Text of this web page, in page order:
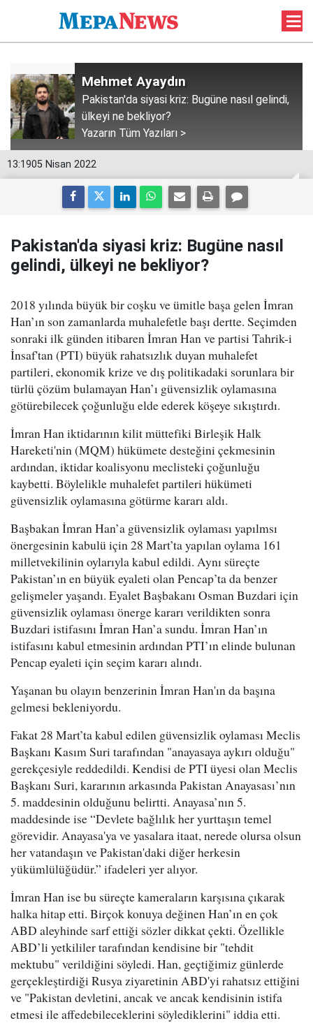
Mehmet Ayaydın
Pakistan'da siyasi kriz: Bugüne nasıl gelindi,
ülkeyi ne bekliyor?
Yazarın Tüm Yazıları >
13:1905 Nisan 2022
Pakistan'da siyasi kriz: Bugüne nasıl
gelindi, ülkeyi ne bekliyor?
2018 yılında büyük bir coşku ve ümitle başa gelen İmran
Han’ın son zamanlarda muhalefetle başı dertte. Seçimden
sonraki ilk günden itibaren İmran Han ve partisi Tahrik-i
İnsaf'tan (PTI) büyük rahatsızlık duyan muhalefet
partileri, ekonomik krize ve dış politikadaki sorunlara bir
türlü çözüm bulamayan Han’ı güvensizlik oylamasına
götürebilecek çoğunluğu elde ederek köşeye sıkıştırdı.
İmran Han iktidarının kilit müttefiki Birleşik Halk
Hareketi'nin (MQM) hükümete desteğini çekmesinin
ardından, iktidar koalisyonu meclisteki çoğunluğu
kaybetti. Böylelikle muhalefet partileri hükümeti
güvensizlik oylamasına götürme kararı aldı.
Başbakan İmran Han’a güvensizlik oylaması yapılmsı
önergesinin kabulü için 28 Mart’ta yapılan oylama 161
milletvekilinin oylarıyla kabul edildi. Aynı süreçte
Pakistan’ın en büyük eyaleti olan Pencap’ta da benzer
gelişmeler yaşandı. Eyalet Başbakanı Osman Buzdari için
güvensizlik oylaması önerge kararı verildikten sonra
Buzdari istifasını İmran Han’a sundu. İmran Han’ın
istifasını kabul etmesinin ardından PTI’ın elinde bulunan
Pencap eyaleti için seçim kararı alındı.
Yaşanan bu olayın benzerinin İmran Han'ın da başına
gelmesi bekleniyordu.
Fakat 28 Mart’ta kabul edilen güvensizlik oylaması Meclis
Başkanı Kasım Suri tarafından "anayasaya aykırı olduğu"
gerekçesiyle reddedildi. Kendisi de PTI üyesi olan Meclis
Başkanı Suri, kararının arkasında Pakistan Anayasası’nın
5. maddesinin olduğunu belirtti. Anayasa’nın 5.
maddesinde ise “Devlete bağlılık her yurttaşın temel
görevidir. Anayasa'ya ve yasalara itaat, nerede olursa olsun
her vatandaşın ve Pakistan'daki diğer herkesin
yükümlülüğüdür.” ifadeleri yer alıyor.
İmran Han ise bu süreçte kameraların karşısına çıkarak
halka hitap etti. Birçok konuya değinen Han’ın en çok
ABD aleyhinde sarf ettiği sözler dikkat çekti. Özellikle
ABD’li yetkililer tarafından kendisine bir "tehdit
mektubu" verildiğini söyledi. Han, geçtiğimiz günlerde
gerçekleştirdiği Rusya ziyaretinin ABD'yi rahatsız ettiğini
ve "Pakistan devletini, ancak ve ancak kendisinin istifa
etmesi ile affedebileceklerini söylediklerini" iddia etti.